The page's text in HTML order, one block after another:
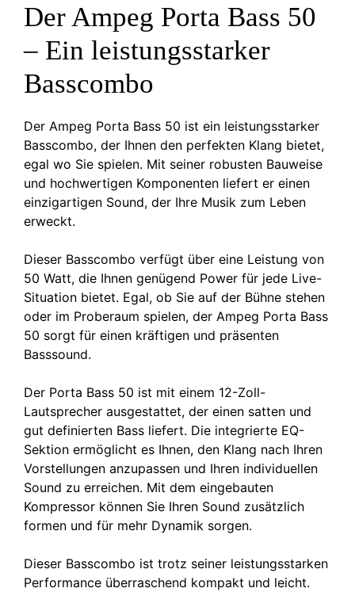
Der Ampeg Porta Bass 50
– Ein leistungsstarker
Basscombo
Der Ampeg Porta Bass 50 ist ein leistungsstarker
Basscombo, der Ihnen den perfekten Klang bietet,
egal wo Sie spielen. Mit seiner robusten Bauweise
und hochwertigen Komponenten liefert er einen
einzigartigen Sound, der Ihre Musik zum Leben
erweckt.
Dieser Basscombo verfügt über eine Leistung von
50 Watt, die Ihnen genügend Power für jede Live-
Situation bietet. Egal, ob Sie auf der Bühne stehen
oder im Proberaum spielen, der Ampeg Porta Bass
50 sorgt für einen kräftigen und präsenten
Basssound.
Der Porta Bass 50 ist mit einem 12-Zoll-
Lautsprecher ausgestattet, der einen satten und
gut definierten Bass liefert. Die integrierte EQ-
Sektion ermöglicht es Ihnen, den Klang nach Ihren
Vorstellungen anzupassen und Ihren individuellen
Sound zu erreichen. Mit dem eingebauten
Kompressor können Sie Ihren Sound zusätzlich
formen und für mehr Dynamik sorgen.
Dieser Basscombo ist trotz seiner leistungsstarken
Performance überraschend kompakt und leicht.